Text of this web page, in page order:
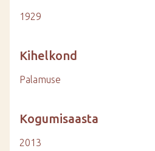
1929
Kihelkond
Palamuse
Kogumisaasta
2013